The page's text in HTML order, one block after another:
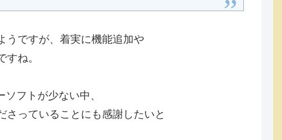
うですが、着実に機能追加や
ね。
フトが少ない中、
さっていることにも感謝したいと